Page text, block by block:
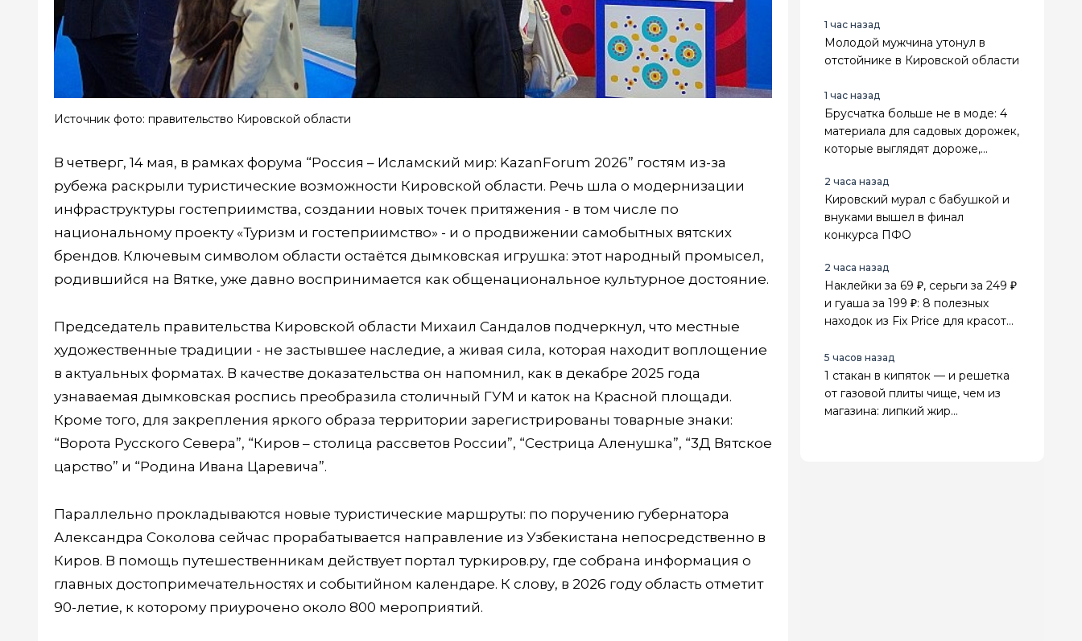
Источник фото: правительство Кировской области
В четверг, 14 мая, в рамках форума “Россия – Исламский мир: KazanForum 2026” гостям из-за
рубежа раскрыли туристические возможности Кировской области. Речь шла о модернизации
инфраструктуры гостеприимства, создании новых точек притяжения - в том числе по
национальному проекту «Туризм и гостеприимство» - и о продвижении самобытных вятских
брендов. Ключевым символом области остаётся дымковская игрушка: этот народный промысел,
родившийся на Вятке, уже давно воспринимается как общенациональное культурное достояние.
Председатель правительства Кировской области Михаил Сандалов подчеркнул, что местные
художественные традиции - не застывшее наследие, а живая сила, которая находит воплощение
в актуальных форматах. В качестве доказательства он напомнил, как в декабре 2025 года
узнаваемая дымковская роспись преобразила столичный ГУМ и каток на Красной площади.
Кроме того, для закрепления яркого образа территории зарегистрированы товарные знаки:
“Ворота Русского Севера”, “Киров – столица рассветов России”, “Сестрица Аленушка”, “3Д Вятское
царство” и “Родина Ивана Царевича”.
Параллельно прокладываются новые туристические маршруты: по поручению губернатора
Александра Соколова сейчас прорабатывается направление из Узбекистана непосредственно в
Киров. В помощь путешественникам действует портал туркиров.ру, где собрана информация о
главных достопримечательностях и событийном календаре. К слову, в 2026 году область отметит
90-летие, к которому приурочено около 800 мероприятий.
1 час назад
Молодой мужчина утонул в
отстойнике в Кировской области
1 час назад
Брусчатка больше не в моде: 4
материала для садовых дорожек,
которые выглядят дороже,
травой
2 часа назад
Кировский мурал с бабушкой и
внуками вышел в финал
конкурса ПФО
2 часа назад
Наклейки за 69 ₽, серьги за 249 ₽
и гуаша за 199 ₽: 8 полезных
находок из Fix Price для красоты,
5 часов назад
1 стакан в кипяток — и решетка
от газовой плиты чище, чем из
магазина: липкий жир